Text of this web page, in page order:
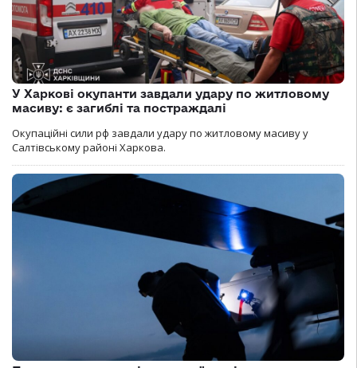
У Харкові окупанти завдали удару по житловому
масиву: є загиблі та постраждалі
Окупаційні сили рф завдали удару по житловому масиву у
Салтівському районі Харкова.